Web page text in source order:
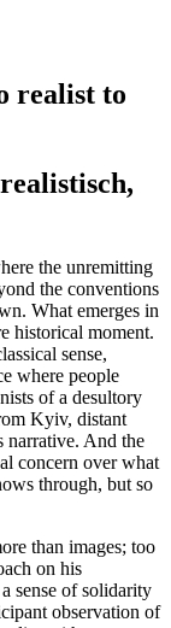
realist to
the unremitting
the conventions
What emerges in
historical moment.
sense,
where people
of a desultory
Kyiv, distant
narrative. And the
concern over what
through, but so
than images; too
on his
sense of solidarity
observation of